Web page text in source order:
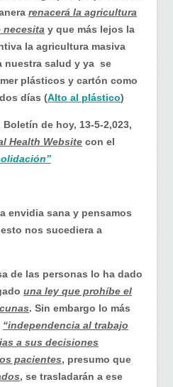
renacerá la agricultura
necesita y que más lejos la
la agricultura masiva
nuestra salud y ya se
plásticos y cartón como
días (Alto al plástico)
de hoy, 13-5-2,023,
Health Website con el
envidia sana y pensamos
nos sucediera a
de las personas lo ha dado
una ley que prohíbe el
. Sin embargo lo más
“independencia al trabajo
a sus decisiones
pacientes, presumo que
, se trasladarán a ese